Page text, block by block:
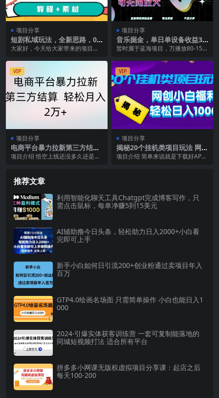
项目分享
短剧私域玩法，全新思路，0
门槛可做，一单变现9.9-99不
大家好，今天给大家带来的项目是
全新思路，0门槛...
项目分享
音乐掘金，单日单设备收益30
0+，可无限放大
暂时属于蓝海项目，万播放80-150
更大
VIP
项目分享
电商平台暴力拉新第三方结算
轻松月入2万+
项目介绍 悟空上线还没多久还是风
VIP
项目分享
揭秘20个挂机类项目玩法 网创
小白福利 轻松日入1000+
项目介绍 简单来说就是下载好AP
推荐文章
利用智能化聊天工具Chatgpt完成博客写作，只
需点击鼠标，每单净赚5到15美元
AI辅助撸今日头条，轻松助力日入2000+小白看
完即可上手
新手小白如何日引流200+创业粉通过卖项目年入
百万
GTP4.0绘画名场面 只需简单操作 小白也能日入1
000
2024·引爆实体获客训练营 一套可复制能落地的
同城短视频打法 适合所有平台
拼多多小网课无版权虚拟项目分享课：起店之后
每天100-200